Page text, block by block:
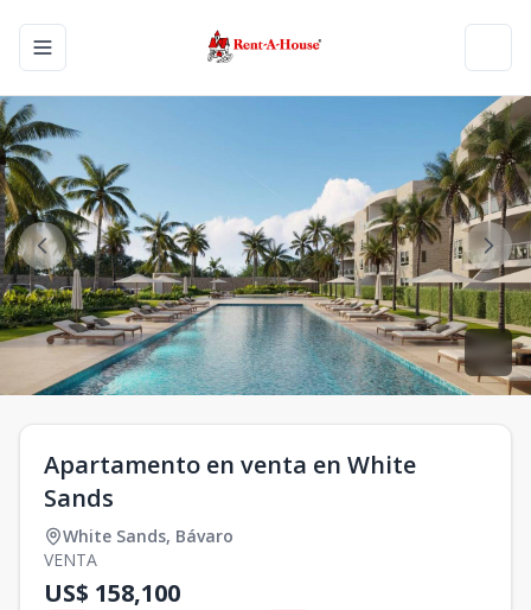
Toggle navigation menu
Apartamento en venta en White
Sands
White Sands, Bávaro
VENTA
US$ 158,100